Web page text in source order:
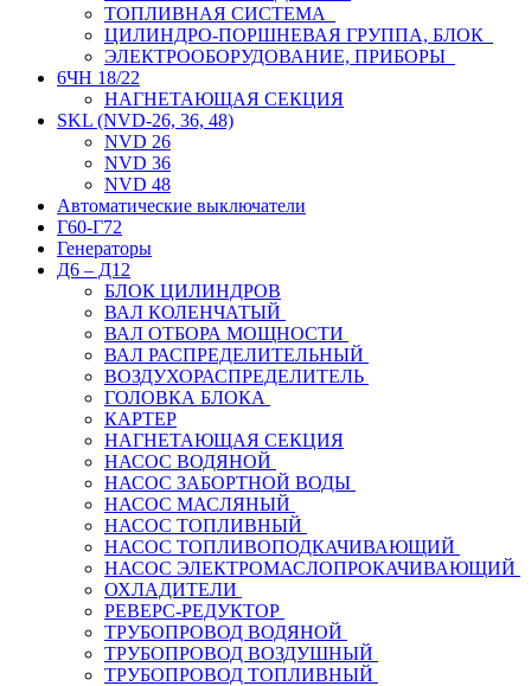
ТОПЛИВНАЯ СИСТЕМА
ЦИЛИНДРО-ПОРШНЕВАЯ ГРУППА, БЛОК
ЭЛЕКТРООБОРУДОВАНИЕ, ПРИБОРЫ
6ЧН 18/22
НАГНЕТАЮЩАЯ СЕКЦИЯ
SKL (NVD-26, 36, 48)
NVD 26
NVD 36
NVD 48
Автоматические выключатели
Г60-Г72
Генераторы
Д6 – Д12
БЛОК ЦИЛИНДРОВ
ВАЛ КОЛЕНЧАТЫЙ
ВАЛ ОТБОРА МОЩНОСТИ
ВАЛ РАСПРЕДЕЛИТЕЛЬНЫЙ
ВОЗДУХОРАСПРЕДЕЛИТЕЛЬ
ГОЛОВКА БЛОКА
КАРТЕР
НАГНЕТАЮЩАЯ СЕКЦИЯ
НАСОС ВОДЯНОЙ
НАСОС ЗАБОРТНОЙ ВОДЫ
НАСОС МАСЛЯНЫЙ
НАСОС ТОПЛИВНЫЙ
НАСОС ТОПЛИВОПОДКАЧИВАЮЩИЙ
НАСОС ЭЛЕКТРОМАСЛОПРОКАЧИВАЮЩИЙ
ОХЛАДИТЕЛИ
РЕВЕРС-РЕДУКТОР
ТРУБОПРОВОД ВОДЯНОЙ
ТРУБОПРОВОД ВОЗДУШНЫЙ
ТРУБОПРОВОД ТОПЛИВНЫЙ